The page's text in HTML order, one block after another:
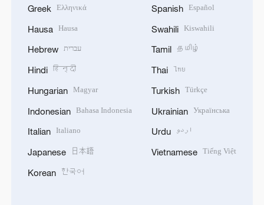
Greek Ελληνικά
Hausa Hausa
Hebrew עברית
Hindi हिन्दी
Hungarian Magyar
Indonesian Bahasa Indonesia
Italian Italiano
Japanese 日本語
Korean 한국어
Spanish Español
Swahili Kiswahili
Tamil தமிழ்
Thai ไทย
Turkish Türkçe
Ukrainian Українська
Urdu اردو
Vietnamese Tiếng Việt